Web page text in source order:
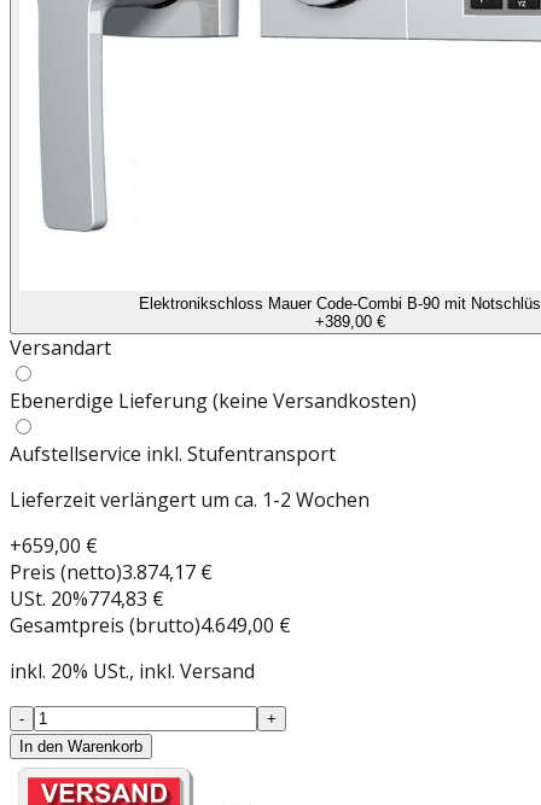
Elektronikschloss Mauer Code-Combi B-90 mit
+389,00 €
Versandart
Ebenerdige Lieferung (keine Versandkosten)
Aufstellservice inkl. Stufentransport
Lieferzeit verlängert um ca. 1-2 Wochen
+659,00 €
Preis (netto)3.874,17 €
USt. 20%774,83 €
Gesamtpreis (brutto)4.649,00 €
inkl. 20% USt., inkl. Versand
-
+
In den Warenkorb